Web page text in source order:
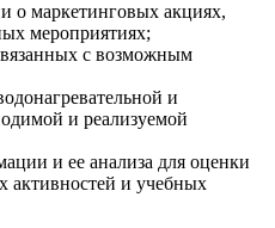
о маркетинговых акциях,
мероприятиях;
с возможным
и
и реализуемой
и ее анализа для оценки
активностей и учебных